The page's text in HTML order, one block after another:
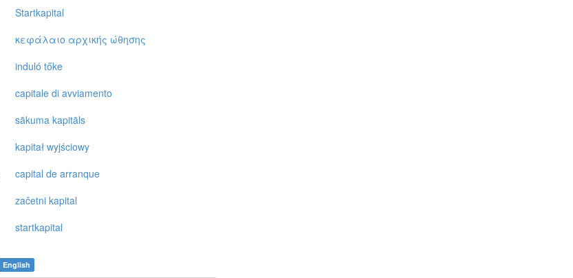
Startkapital
κεφάλαιo αρχικής ώθησης
induló tőke
capitale di avviamento
sākuma kapitāls
kapitał wyjściowy
capital de arranque
začetni kapital
startkapital
English